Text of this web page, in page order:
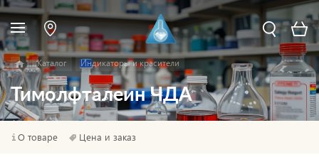
Каталог Индикаторы и красители
Тимолфталеин ЧДА
О товаре Цена и заказ